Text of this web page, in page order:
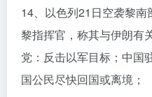
14、以色列21日空袭黎南
黎指挥官，称其与伊朗有
党：反击以军目标；中国
国公民尽快回国或离境；